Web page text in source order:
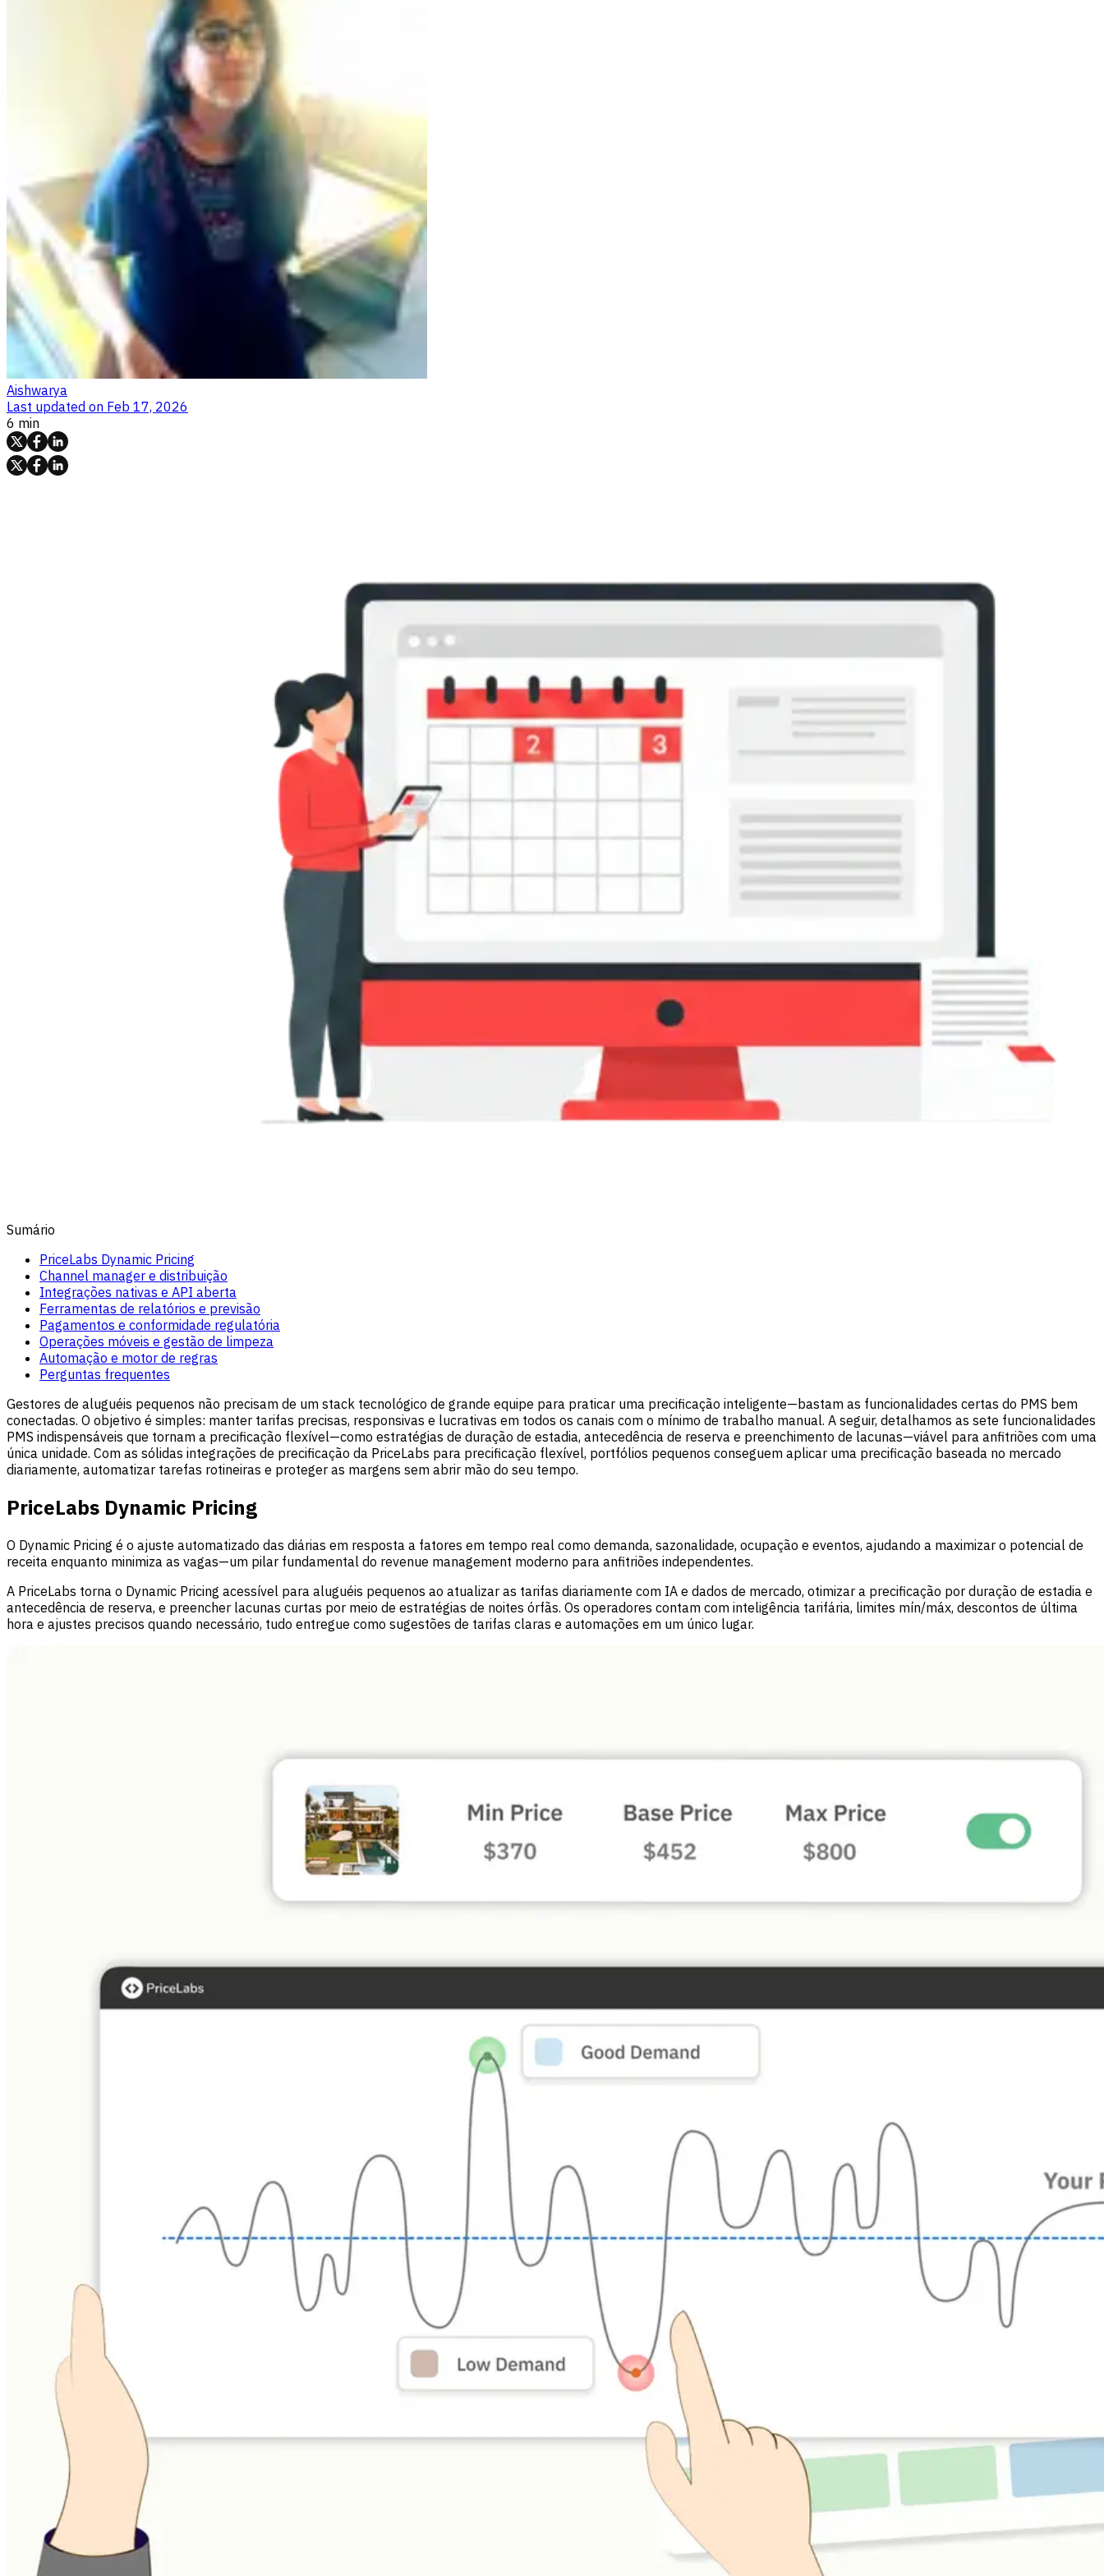
Aishwarya
Last updated on Feb 17, 2026
6 min
Sumário
PriceLabs Dynamic Pricing
Channel manager e distribuição
Integrações nativas e API aberta
Ferramentas de relatórios e previsão
Pagamentos e conformidade regulatória
Operações móveis e gestão de limpeza
Automação e motor de regras
Perguntas frequentes
Gestores de aluguéis pequenos não precisam de um stack tecnológico de grande equipe para praticar uma precificação inteligente—bastam as funcionalidades certas do PMS bem
conectadas. O objetivo é simples: manter tarifas precisas, responsivas e lucrativas em todos os canais com o mínimo de trabalho manual. A seguir, detalhamos as sete funcionalidades
PMS indispensáveis que tornam a precificação flexível—como estratégias de duração de estadia, antecedência de reserva e preenchimento de lacunas—viável para anfitriões com uma
única unidade. Com as sólidas integrações de precificação da PriceLabs para precificação flexível, portfólios pequenos conseguem aplicar uma precificação baseada no mercado
diariamente, automatizar tarefas rotineiras e proteger as margens sem abrir mão do seu tempo.
PriceLabs Dynamic Pricing
O Dynamic Pricing é o ajuste automatizado das diárias em resposta a fatores em tempo real como demanda, sazonalidade, ocupação e eventos, ajudando a maximizar o potencial de
receita enquanto minimiza as vagas—um pilar fundamental do revenue management moderno para anfitriões independentes.
A PriceLabs torna o Dynamic Pricing acessível para aluguéis pequenos ao atualizar as tarifas diariamente com IA e dados de mercado, otimizar a precificação por duração de estadia e
antecedência de reserva, e preencher lacunas curtas por meio de estratégias de noites órfãs. Os operadores contam com inteligência tarifária, limites mín/máx, descontos de última
hora e ajustes precisos quando necessário, tudo entregue como sugestões de tarifas claras e automações em um único lugar.